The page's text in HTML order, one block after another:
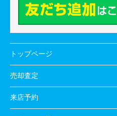
トップページ
売却査定
来店予約